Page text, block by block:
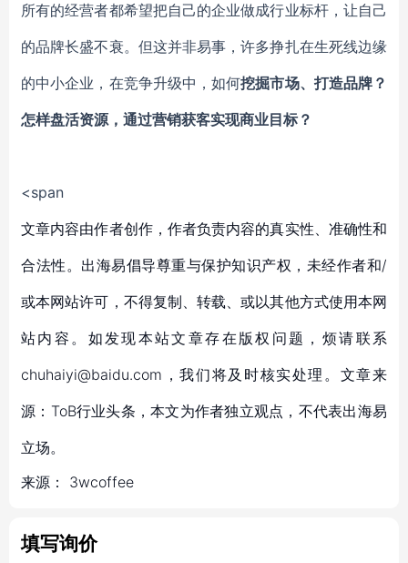
所有的经营者都希望把自己的企业做成行业标杆，让自己
的品牌长盛不衰。但这并非易事，许多挣扎在生死线边缘
的中小企业，在竞争升级中，如何挖掘市场、打造品牌？
怎样盘活资源，通过营销获客实现商业目标？
<span
文章内容由作者创作，作者负责内容的真实性、准确性和
合法性。出海易倡导尊重与保护知识产权，未经作者和/
或本网站许可，不得复制、转载、或以其他方式使用本网
站内容。如发现本站文章存在版权问题，烦请联系
chuhaiyi@baidu.com，我们将及时核实处理。文章来
源：ToB行业头条，本文为作者独立观点，不代表出海易
立场。
来源： 3wcoffee
填写询价